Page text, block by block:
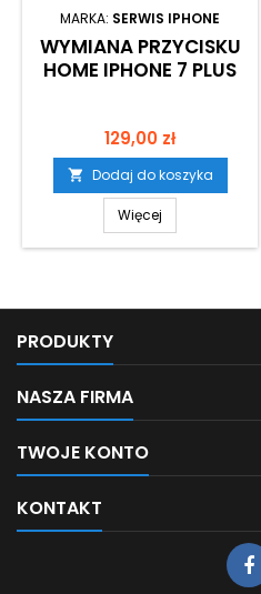
MARKA: SERWIS IPHONE
WYMIANA PRZYCISKU
HOME IPHONE 7 PLUS
Cena
129,00 zł
 Dodaj do koszyka
Więcej
PRODUKTY
NASZA FIRMA
TWOJE KONTO
KONTAKT